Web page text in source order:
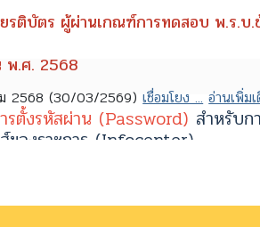
รติบัตร ผู้ผ่านเกณฑ์การทดสอบ พ.ร.บ.
พ.ศ. 2568
2568 (30/03/2569)เชื่อมโยง ... อ่านเพิ่ม
รตั้งรหัสผ่าน (Password) สำหรับก
ของราชการ (Infocenter)